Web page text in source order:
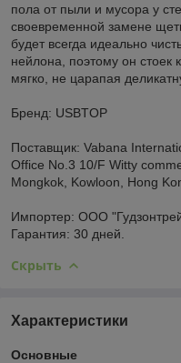
пола от пыли и мусора у
своевременной замене
будет всегда идеально
нейлона, поэтому он стоек
мягко, не царапая
Бренд: USBTOP
Поставщик: Vabana
Office No.3 10/F Witty
Mongkok, Kowloon, Hong
Импортер: ООО
Гарантия: 30 дней.
Скрыть
Характеристики
Основные